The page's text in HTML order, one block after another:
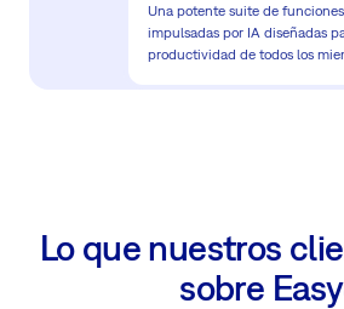
Una potente suite de
impulsadas por IA diseñadas
productividad de todos los
Lo que nuestros
sobre